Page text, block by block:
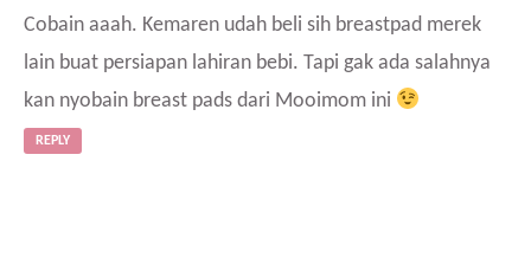
Cobain aaah. Kemaren udah beli sih breastpad merek
lain buat persiapan lahiran bebi. Tapi gak ada salahnya
kan nyobain breast pads dari Mooimom ini
REPLY